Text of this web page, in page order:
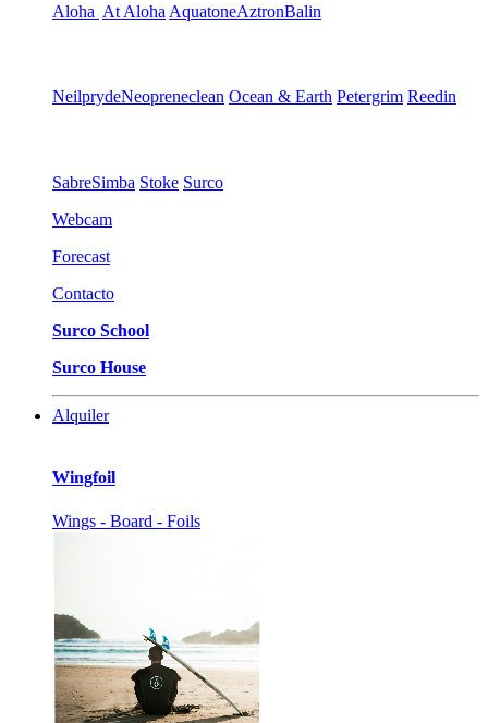
Aloha At Aloha AquatoneAztronBalin
NeilprydeNeopreneclean Ocean & Earth Petergrim Reedin
SabreSimba Stoke Surco
Webcam
Forecast
Contacto
Surco School
Surco House
Alquiler
Wingfoil
Wings - Board - Foils